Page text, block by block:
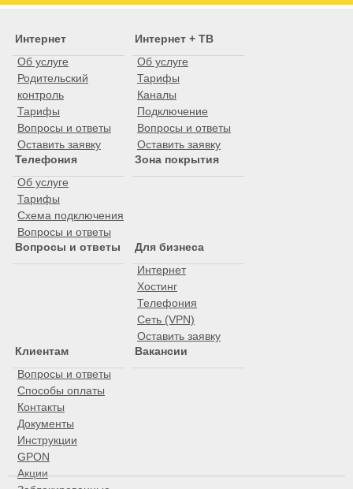
Интернет
Об услуге
Родительский
контроль
Тарифы
Вопросы и ответы
Оставить заявку
Интернет + ТВ
Об услуге
Тарифы
Каналы
Подключение
Вопросы и ответы
Оставить заявку
Телефония
Об услуге
Тарифы
Схема подключения
Вопросы и ответы
Зона покрытия
Вопросы и ответы
Для бизнеса
Интернет
Хостинг
Телефония
Сеть (VPN)
Оставить заявку
Клиентам
Вопросы и ответы
Способы оплаты
Контакты
Документы
Инструкции
GPON
Акции
Вакансии